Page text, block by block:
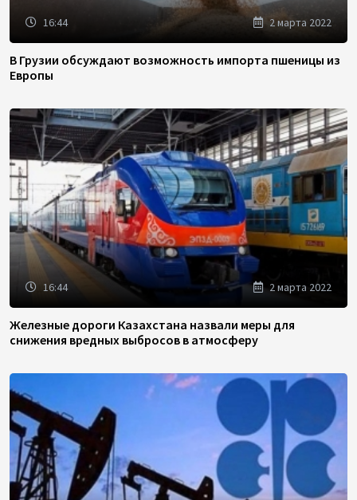
16:44 2 марта 2022
В Грузии обсуждают возможность импорта пшеницы из
Европы
16:44 2 марта 2022
Железные дороги Казахстана назвали меры для
снижения вредных выбросов в атмосферу